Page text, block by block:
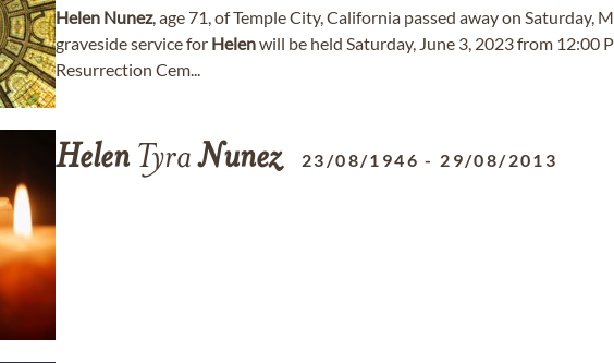
Helen Nunez, age 71, of Temple City, California passed away on Saturday,
graveside service for Helenwill be held Saturday, June 3, 2023 from 12:00
Resurrection Cem...
Helen TyraNunez 23/08/1946 - 29/08/2013